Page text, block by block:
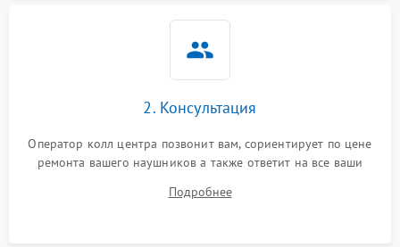
2. Консультация
Оператор колл центра позвонит вам, сориентирует по цене
ремонта вашего наушников а также ответит на все ваши
Подробнее